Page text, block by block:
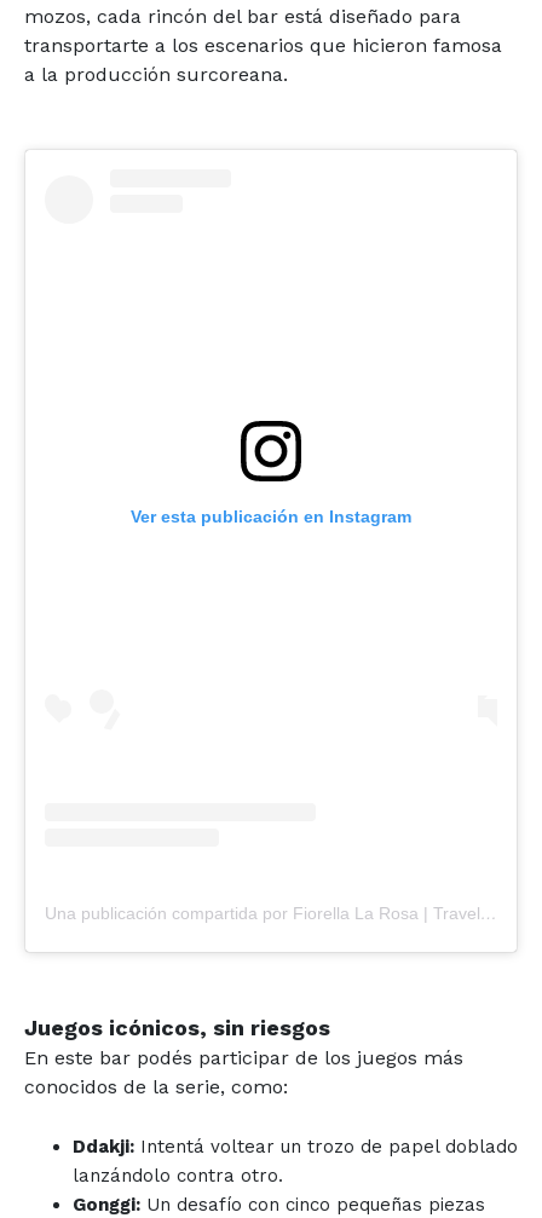
mozos, cada rincón del bar está diseñado para
transportarte a los escenarios que hicieron famosa
a la producción surcoreana.
Ver esta publicación en Instagram
Una publicación compartida por Fiorella La Rosa | Travel Blogger (@fiorellalarosa)
Juegos icónicos, sin riesgos
En este bar podés participar de los juegos más
conocidos de la serie, como:
Ddakji: Intentá voltear un trozo de papel doblado
lanzándolo contra otro.
Gonggi: Un desafío con cinco pequeñas piezas